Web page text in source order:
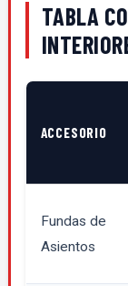
TABLA
ACCESORIO
Fundas de
Asientos